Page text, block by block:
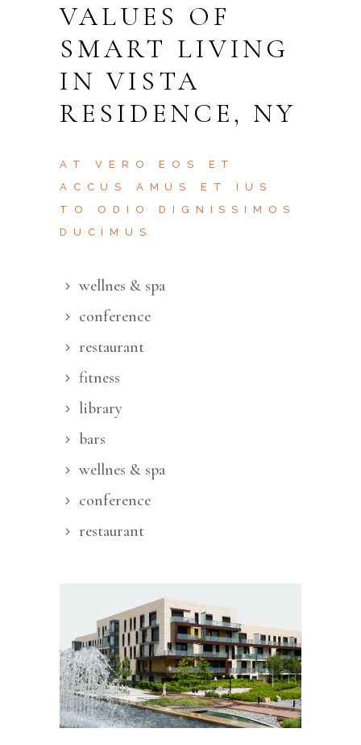
VALUES OF
SMART LIVING
IN VISTA
RESIDENCE, NY
AT VERO EOS ET
ACCUS AMUS ET IUS
TO ODIO DIGNISSIMOS
DUCIMUS
wellnes & spa
conference
restaurant
fitness
library
bars
wellnes & spa
conference
restaurant